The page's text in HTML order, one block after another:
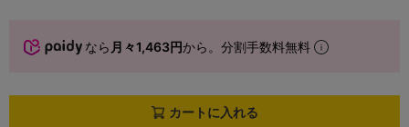
なら 月々1,463円から。分割手数料無料
カートに入れる